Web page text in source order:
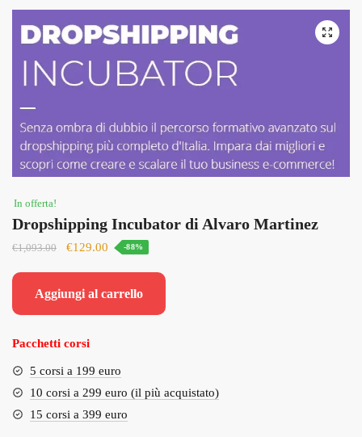
In offerta!
Dropshipping Incubator di Alvaro Martinez
€1,093.00
Il
era:
€129.00 Il
è:
-88%
Aggiungi al carrello
Pacchetti corsi
5 corsi a 199 euro
10 corsi a 299 euro (il più acquistato)
15 corsi a 399 euro